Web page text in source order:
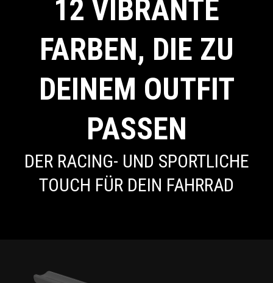
12 VIBRANTE
FARBEN, DIE ZU
DEINEM OUTFIT
PASSEN
DER RACING- UND SPORTLICHE
TOUCH FÜR DEIN FAHRRAD